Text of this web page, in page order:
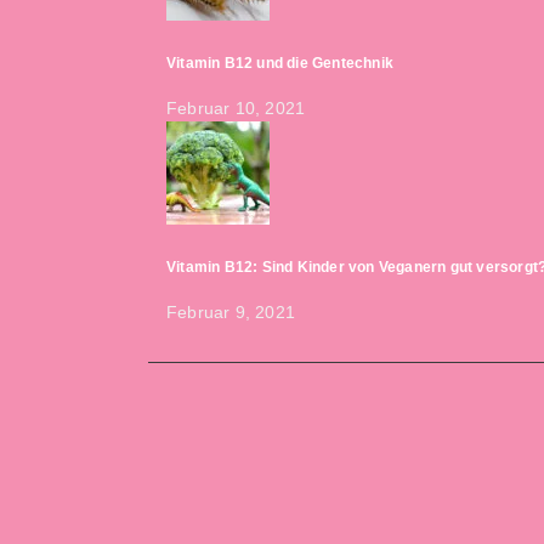
Vitamin B12 und die Gentechnik
Februar 10, 2021
Vitamin B12: Sind Kinder von Veganern gut
Februar 9, 2021